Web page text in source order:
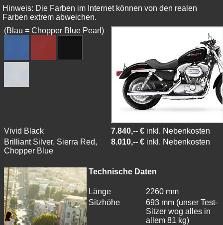
Hinweis: Die Farben im Internet können von den realen
Farben extrem abweichen.
(Blau = Chopper Blue Pearl)
Vivid Black 7.840,-- € inkl. Nebenkosten
Brilliant Silver, Sierra Red,
Chopper Blue
8.010,-- € inkl. Nebenkosten
Technische Daten
Länge
2260 mm
Sitzhöhe
693 mm (unser Test-
Sitzer wog alles in
allem 81 kg)